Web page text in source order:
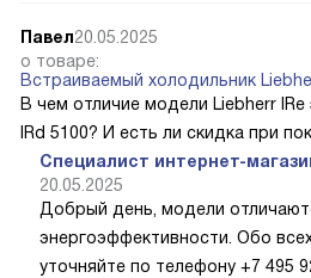
Павел20.05.2025
о товаре:
Встраиваемый холодильник
В чем отличие модели Liebherr
IRd 5100? И есть ли скидка при
Специалист интернет-
20.05.2025
Добрый день, модели
энергоэффективности. Обо
уточняйте по телефону +7 495